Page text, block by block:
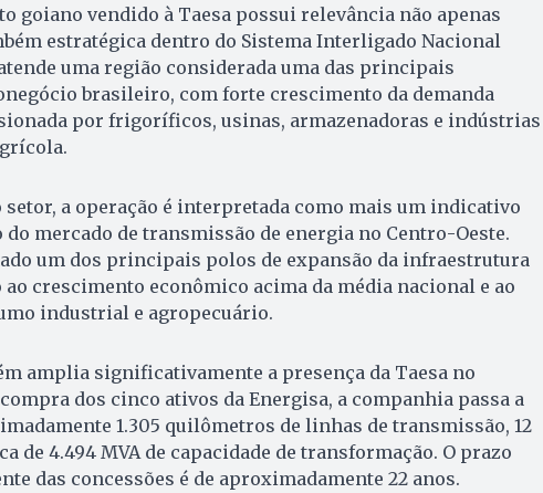
goiano vendido à Taesa possui relevância não apenas
estratégica dentro do Sistema Interligado Nacional
uma região considerada uma das principais
brasileiro, com forte crescimento da demanda
por frigoríficos, usinas, armazenadoras e indústrias
setor, a operação é interpretada como mais um indicativo
mercado de transmissão de energia no Centro-Oeste.
um dos principais polos de expansão da infraestrutura
crescimento econômico acima da média nacional e ao
industrial e agropecuário.
amplia significativamente a presença da Taesa no
dos cinco ativos da Energisa, a companhia passa a
1.305 quilômetros de linhas de transmissão, 12
de 4.494 MVA de capacidade de transformação. O prazo
das concessões é de aproximadamente 22 anos.